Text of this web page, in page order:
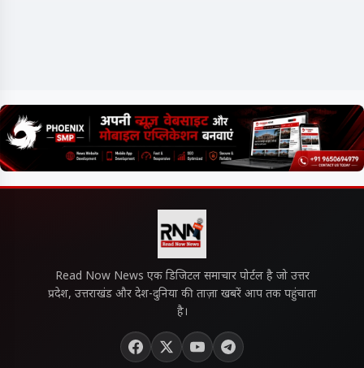
Read Now News एक डिजिटल समाचार पोर्टल है जो उत्तर
प्रदेश, उत्तराखंड और देश-दुनिया की ताज़ा खबरें आप तक पहुंचाता
है।